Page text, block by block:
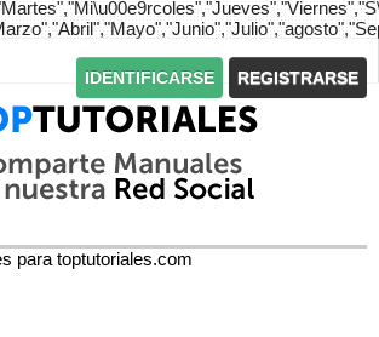
IDENTIFICARSE REGISTRARSE